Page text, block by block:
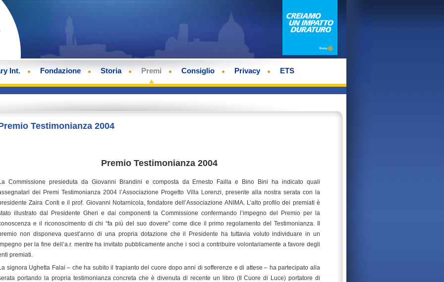
Int. Fondazione Storia Premi Consiglio Privacy ETS
Testimonianza 2004
Premio Testimonianza 2004
Commissione presieduta da Giovanni Brandini e composta da Ernesto Failla e Bino Bini ha indicato quali
dei Premi Testimonianza 2004 l’Associazione Progetto Villa Lorenzi, presente alla nostra serata con la
Zaira Conti e il prof. Giovanni Notarnicola, fondatore dell’Associazione ANIMA. L’alto profilo dei premiati è
illustrato dal Presidente Gheri e dai componenti la Commissione confermando l’impegno del Premio per la
e il riconoscimento di chi “fa più del suo dovere” come dice il primo regolamento del Testimonianza. Il
non disponeva quest’anno di una propria dotazione che il Presidente ha tuttavia voluto individuare in un
per la fine dell’a.r. mentre ha invitato pubblicamente anche i soci a contribuire volontariamente a favore degli
premiati.
signora Ughetta Falai – che ha subito il trapianto del cuore dopo anni di sofferenze e di attese – ha partecipato alla
portando la propria testimonianza concreta che è divenuta di recente un libro (Il Cuore di Luce) portatore di